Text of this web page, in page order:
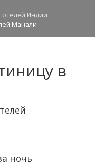
Индии
Манали
в
ночь